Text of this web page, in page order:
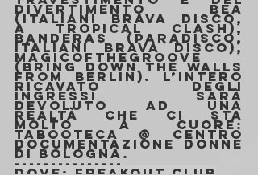
divertimento Bea
(Italiani Brava Disco,
A Tropical Clash),
Banderas (Paradisco,
Italiani Brava Disco),
Magicofthegroove
(Bring Down the Walls
from Berlin). L’intero
ricavato degli
ingressi sarà
devoluto ad una
realtà che ci sta
molto a cuore:
Tabooteca @ Centro
Documentazione Donne
di Bologna.
---------------